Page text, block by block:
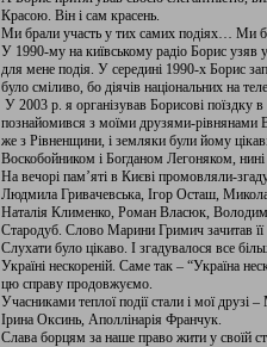
Красою. Він і сам красень.
Ми брали участь у тих самих подіях… Ми
У 1990-му на київському радіо Борис узяв
для мене подія. У середині 1990-х Борис
було сміливо, бо діячів національних на
У 2003 р. я організував Борисові поїздку
познайомився з моїми друзями-
же з Рівненщини, і земляки були йому
Воскобойником і Богданом Легоняком,
На вечорі пам’яті в Києві промовляли-
Людмила Гривачевська, Ігор Осташ,
Наталія Клименко, Роман Власюк,
Стародуб. Слово Марини Гримич зачитав
Слухати було цікаво. І згадувалося все
Україні нескореній. Саме так – “Україна
цю справу продовжуємо.
Учасниками теплої події стали і мої
Ірина Оксинь, Аполлінарія Франчук.
Слава борцям за наше право жити у своїй